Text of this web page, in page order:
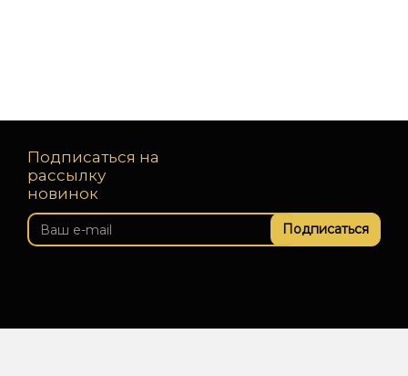
Подписаться на
рассылку
новинок
Подписаться